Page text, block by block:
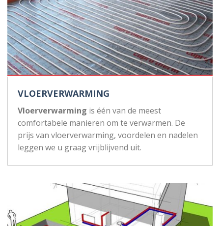
VLOERVERWARMING
Vloerverwarming is één van de meest
comfortabele manieren om te verwarmen. De
prijs van vloerverwarming, voordelen en nadelen
leggen we u graag vrijblijvend uit.